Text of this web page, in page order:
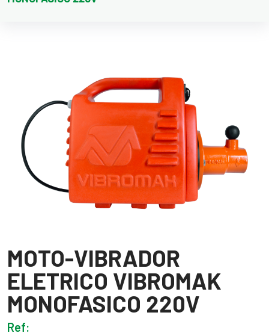
MOTO-VIBRADOR
ELETRICO VIBROMAK
MONOFASICO 220V
Ref: